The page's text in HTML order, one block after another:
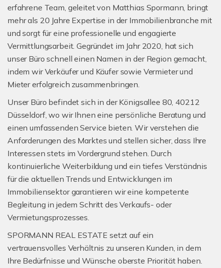
erfahrene Team, geleitet von Matthias Spormann, bringt
mehr als 20 Jahre Expertise in der Immobilienbranche mit
und sorgt für eine professionelle und engagierte
Vermittlungsarbeit. Gegründet im Jahr 2020, hat sich
unser Büro schnell einen Namen in der Region gemacht,
indem wir Verkäufer und Käufer sowie Vermieter und
Mieter erfolgreich zusammenbringen.
Unser Büro befindet sich in der Königsallee 80, 40212
Düsseldorf, wo wir Ihnen eine persönliche Beratung und
einen umfassenden Service bieten. Wir verstehen die
Anforderungen des Marktes und stellen sicher, dass Ihre
Interessen stets im Vordergrund stehen. Durch
kontinuierliche Weiterbildung und ein tiefes Verständnis
für die aktuellen Trends und Entwicklungen im
Immobiliensektor garantieren wir eine kompetente
Begleitung in jedem Schritt des Verkaufs- oder
Vermietungsprozesses.
SPORMANN REAL ESTATE setzt auf ein
vertrauensvolles Verhältnis zu unseren Kunden, in dem
Ihre Bedürfnisse und Wünsche oberste Priorität haben.